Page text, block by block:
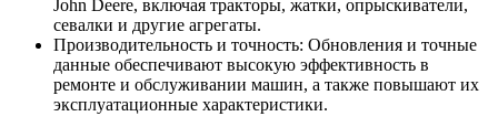
John Deere, включая тракторы, жатки, опрыскиватели,
севалки и другие агрегаты.
Производительность и точность: Обновления и точные
данные обеспечивают высокую эффективность в
ремонте и обслуживании машин, а также повышают их
эксплуатационные характеристики.